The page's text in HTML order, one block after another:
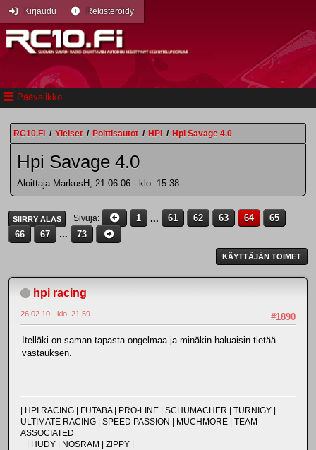
Päävalikko
Kirjaudu Rekisteröidy
RC10.FI / Yleiset / Polttisautot / HPI / Hpi Savage 4.0
Hpi Savage 4.0
Aloittaja MarkusH, 21.06.06 - klo: 15.38
SIIRRY ALAS Sivuja 1 ... 61 62 63 64
65
66
67 ... 73
KÄYTTÄJÄN TOIMET
hpi racing
#1890
26.02.10 - klo: 21.59
Itelläki on saman tapasta ongelmaa ja minäkin haluaisin tietää
vastauksen.
| HPI RACING | FUTABA | PRO-LINE | SCHUMACHER | TURNIGY |
ULTIMATE RACING | SPEED PASSION | MUCHMORE | TEAM
ASSOCIATED
| HUDY | NOSRAM | ZiPPY |